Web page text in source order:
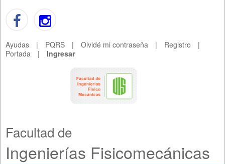
Ayudas | PQRS | Olvidé mi contraseña | Registro
|
Portada
| Ingresar
Facultad de
Ingenierías Fisicomecánicas